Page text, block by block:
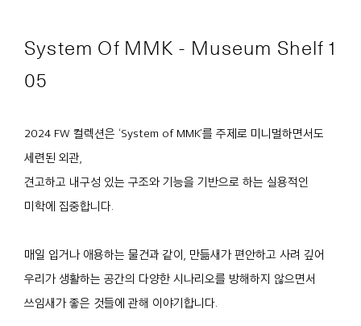
System Of MMK - Museum Shelf 1
05
2024 FW 컬렉션은 ‘System of MMK’를 주제로 미니멀하면서도
세련된 외관,
견고하고 내구성 있는 구조와 기능을 기반으로 하는 실용적인
미학에 집중합니다.
매일 입거나 애용하는 물건과 같이, 만듦새가 편안하고 사려 깊어
우리가 생활하는 공간의 다양한 시나리오를 방해하지 않으면서
쓰임새가 좋은 것들에 관해 이야기합니다.